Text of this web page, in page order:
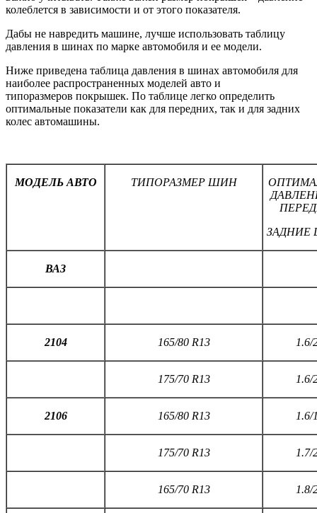
колеблется в зависимости и от этого показателя.
Дабы не навредить машине, лучше использовать таблицу
давления в шинах по марке автомобиля и ее модели.
Ниже приведена таблица давления в шинах автомобиля для
наиболее распространенных моделей авто и
типоразмеров покрышек. По таблице легко определить
оптимальные показатели как для передних, так и для задних
колес автомашины.
МОДЕЛЬ АВТО ТИПОРАЗМЕР ШИН
ВАЗ
2104 165/80 R13 1.6/
175/70 R13 1.6/
2106 165/80 R13 1.6/
175/70 R13 1.7/
165/70 R13 1.8/